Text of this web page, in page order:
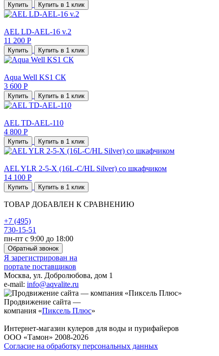
Купить Купить в 1 клик
AEL LD-AEL-16 v.2
11 200 Р
Купить Купить в 1 клик
Aqua Well KS1 СК
3 600 Р
Купить Купить в 1 клик
AEL TD-AEL-110
4 800 Р
Купить Купить в 1 клик
AEL YLR 2-5-X (16L-C/HL Silver) со шкафчиком
14 100 Р
Купить Купить в 1 клик
ТОВАР ДОБАВЛЕН К СРАВНЕНИЮ
+7 (495)
730-15-51
пн-пт с 9:00 до 18:00
Обратный звонок
Я зарегистрирован на
портале поставщиков
Москва, ул. Добролюбова, дом 1
e-mail: info@aqvalite.ru
Продвижение сайта —
компания «Пиксель Плюс»
Интернет-магазин кулеров для воды и пурифайеров
ООО «Тамон» 2008-2026
Согласие на обработку персональных данных